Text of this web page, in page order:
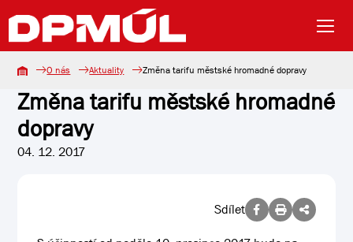
O nás Aktuality Změna tarifu městské hromadné dopravy
Změna tarifu městské hromadné
dopravy
04. 12. 2017
Sdílet